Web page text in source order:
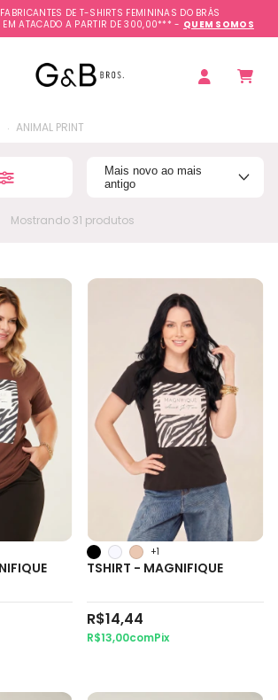
DE T-SHIRTS FEMININAS DO BRÁS
EM ATACADO A PARTIR DE 300,00*** - QUEM SOMOS
. ANIMAL PRINT
Mais novo ao mais
antigo
Mostrando 31 produtos
TSHIRT - MAGNIFIQUE
R$14,44
R$13,00comPix
+1